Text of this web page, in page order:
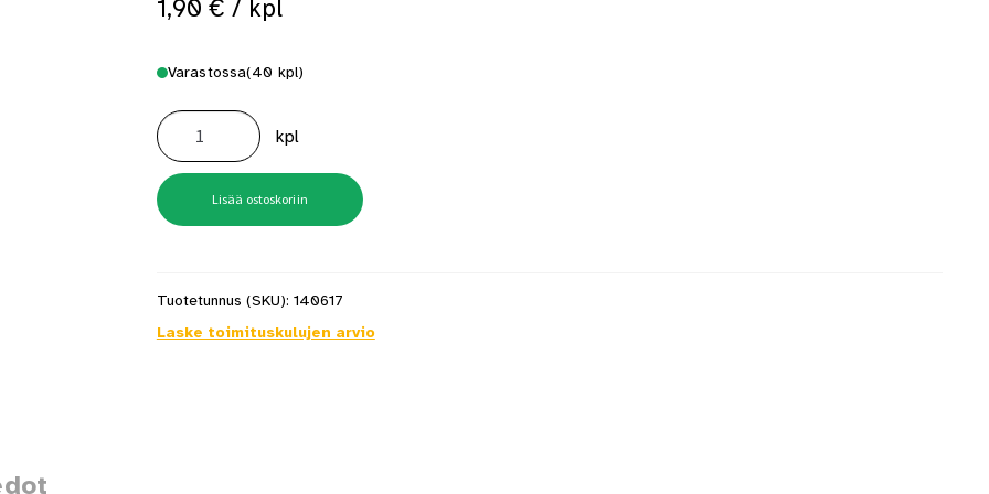
saunan puupinnat taas siisteiksi
1,90 € / kpl
Varastossa(40 kpl)
Reikälevy
2.0X60X200
määrä kpl
Lisää ostoskoriin
Tuotetunnus (SKU): 140617
Laske toimituskulujen arvio